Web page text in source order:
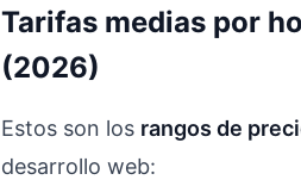
Tarifas medias por
(2026)
Estos son los rangos de
desarrollo web: